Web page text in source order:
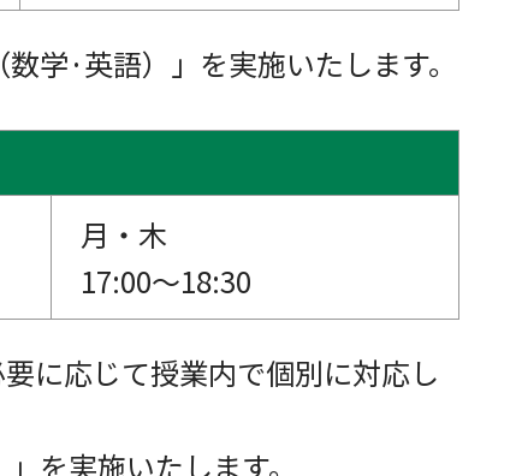
学·英語）」を実施いたします。
月・木
17:00～18:30
に応じて授業内で個別に対応し
を実施いたします。